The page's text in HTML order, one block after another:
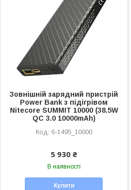
Зовнішній зарядний пристрій
Power Bank з підігрівом
Nitecore SUMMIT 10000 (38.5W
QC 3.0 10000mAh)
6-1495_10000
5 930 ₴
В наявності
Купити